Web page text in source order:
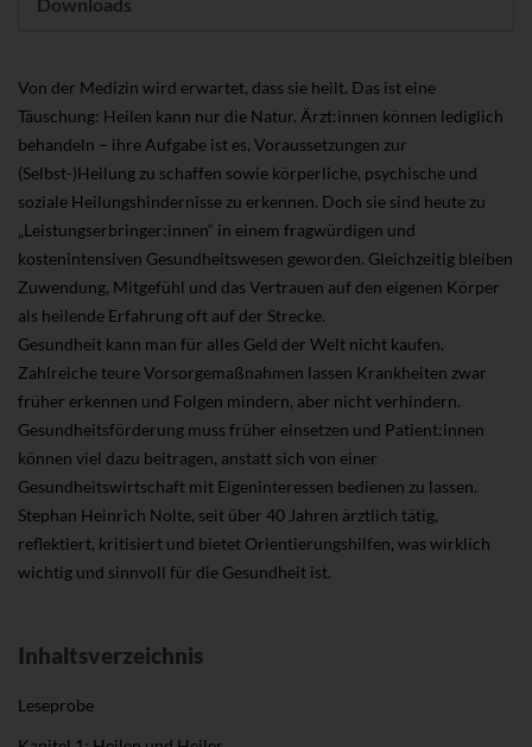
Von der Medizin wird erwartet, dass sie heilt. Das ist eine
Täuschung: Heilen kann nur die Natur. Ärzt:innen können lediglich
behandeln – ihre Aufgabe ist es, Voraussetzungen zur
(Selbst-)Heilung zu schaffen sowie körperliche, psychische und
soziale Heilungshindernisse zu erkennen. Doch sie sind heute zu
„Leistungserbringer:innen“ in einem fragwürdigen und
kostenintensiven Gesundheitswesen geworden. Gleichzeitig bleiben
Zuwendung, Mitgefühl und das Vertrauen auf den eigenen Körper
als heilende Erfahrung oft auf der Strecke.
Gesundheit kann man für alles Geld der Welt nicht kaufen.
Zahlreiche teure Vorsorgemaßnahmen lassen Krankheiten zwar
früher erkennen und Folgen mindern, aber nicht verhindern.
Gesundheitsförderung muss früher einsetzen und Patient:innen
können viel dazu beitragen, anstatt sich von einer
Gesundheitswirtschaft mit Eigeninteressen bedienen zu lassen.
Stephan Heinrich Nolte, seit über 40 Jahren ärztlich tätig,
reflektiert, kritisiert und bietet Orientierungshilfen, was wirklich
wichtig und sinnvoll für die Gesundheit ist.
Inhaltsverzeichnis
Leseprobe